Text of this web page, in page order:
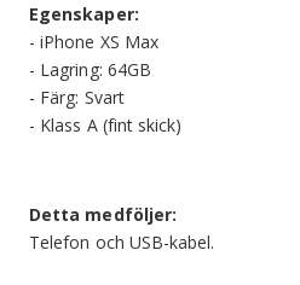
Egenskaper:
- iPhone XS Max
- Lagring: 64GB
- Färg: Svart
- Klass A (fint skick)
Detta medföljer:
Telefon och USB-kabel.